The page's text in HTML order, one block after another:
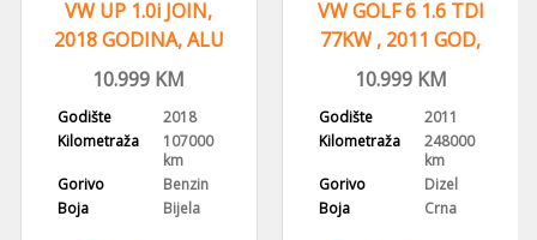
VW UP 1.0i JOIN,
2018 GODINA, ALU
FELGE KLIMA
10.999 KM
Godište
2018
Kilometraža
107000
km
Gorivo
Benzin
Boja
Bijela
VW GOLF 6 1.6 TDI
77KW , 2011 GOD,
REGISTROVAN,KLIMA
10.999KM
Godište
2011
Kilometraža
248000
km
Gorivo
Dizel
Boja
Crna